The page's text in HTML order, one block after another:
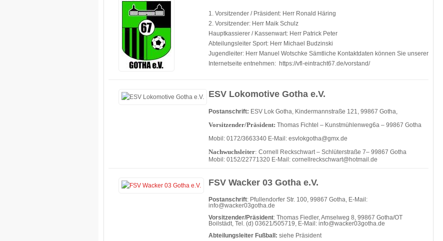
1. Vorsitzender / Präsident: Herr Ronald Häring
2. Vorsitzender: Herr Maik Schulz
Hauptkassierer / Kassenwart: Herr Patrick Peter
Abteilungsleiter Sport: Herr Michael Budzinski
Jugendleiter: Herr Manuel Wotschke Sämtliche Kontaktdaten können Sie unserer
Internetseite entnehmen: https://vfl-eintracht67.de/vorstand/
ESV Lokomotive Gotha e.V.
Postanschrift: ESV Lok Gotha, Kindermannstraße 121, 99867 Gotha,
Vorsitzender/Präsident: Thomas Fichtel – Kunstmühlenweg6a – 99867 Gotha
Mobil: 0172/3663340 E-Mail: esvlokgotha@gmx.de
Nachwuchsleiter: Cornell Reckschwart – Schlüterstraße 7– 99867 Gotha
Mobil: 0152/22771320 E-Mail: cornellreckschwart@hotmail.de
FSV Wacker 03 Gotha e.V.
Postanschrift: Pfullendorfer Str. 100, 99867 Gotha, E-Mail:
info@wacker03gotha.de
Vorsitzender/Präsident: Thomas Fiedler, Amselweg 8, 99867 Gotha/OT
Boilstädt, Tel. (d) 03621/505719, E-Mail: info@wacker03gotha.de
Abteilungsleiter Fußball: siehe Präsident